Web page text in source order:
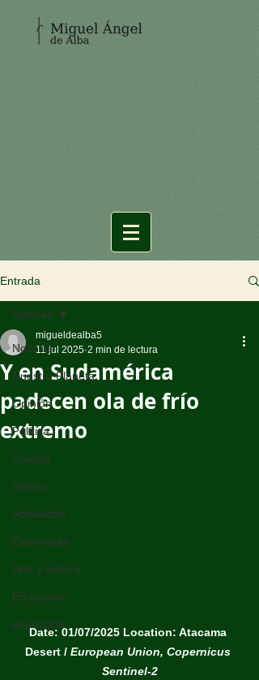
Entrada
Noticias
Nuestro Planeta
Opinión
Política
Ciencia
Videos
Actualidad
Entrevistas
Arte y cultura
Educación
educación
Noticias
Y en Sudamérica
padecen ola de frío
extremo
migueldealba5
11 jul 2025 2 min de lectura
Date: 01/07/2025 Location: Atacama
Desert / European Union, Copernicus
Sentinel-2